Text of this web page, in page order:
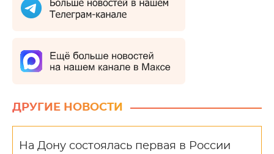
ДРУГИЕ НОВОСТИ
На Дону состоялась первая в России